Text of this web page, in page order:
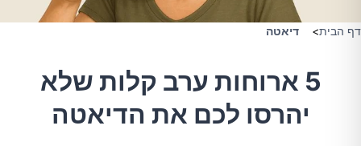
דף הבית> דיאטה
5 ארוחות ערב קלות שלא
יהרסו לכם את הדיאטה